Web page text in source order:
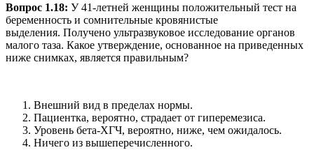
Вопрос 1.18: У 41-летней женщины положительный тест на
беременность и сомнительные кровянистые
выделения. Получено ультразвуковое исследование органов
малого таза. Какое утверждение, основанное на приведенных
ниже снимках, является правильным?
Внешний вид в пределах нормы.
Пациентка, вероятно, страдает от гиперемезиса.
Уровень бета-ХГЧ, вероятно, ниже, чем ожидалось.
Ничего из вышеперечисленного.